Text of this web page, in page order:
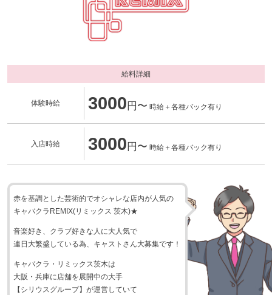
給料詳細
体験時給 3000 円〜 時給＋各種バック有り
入店時給 3000 円〜 時給＋各種バック有り
赤を基調とした芸術的でオシャレな店内が人気の
キャバクラREMIX(リミックス 茨木)★
音楽好き、クラブ好きな人に大人気で
連日大繁盛している為、キャストさん大募集です！
キャバクラ・リミックス茨木は
大阪・兵庫に店舗を展開中の大手
【シリウスグループ】が運営していて